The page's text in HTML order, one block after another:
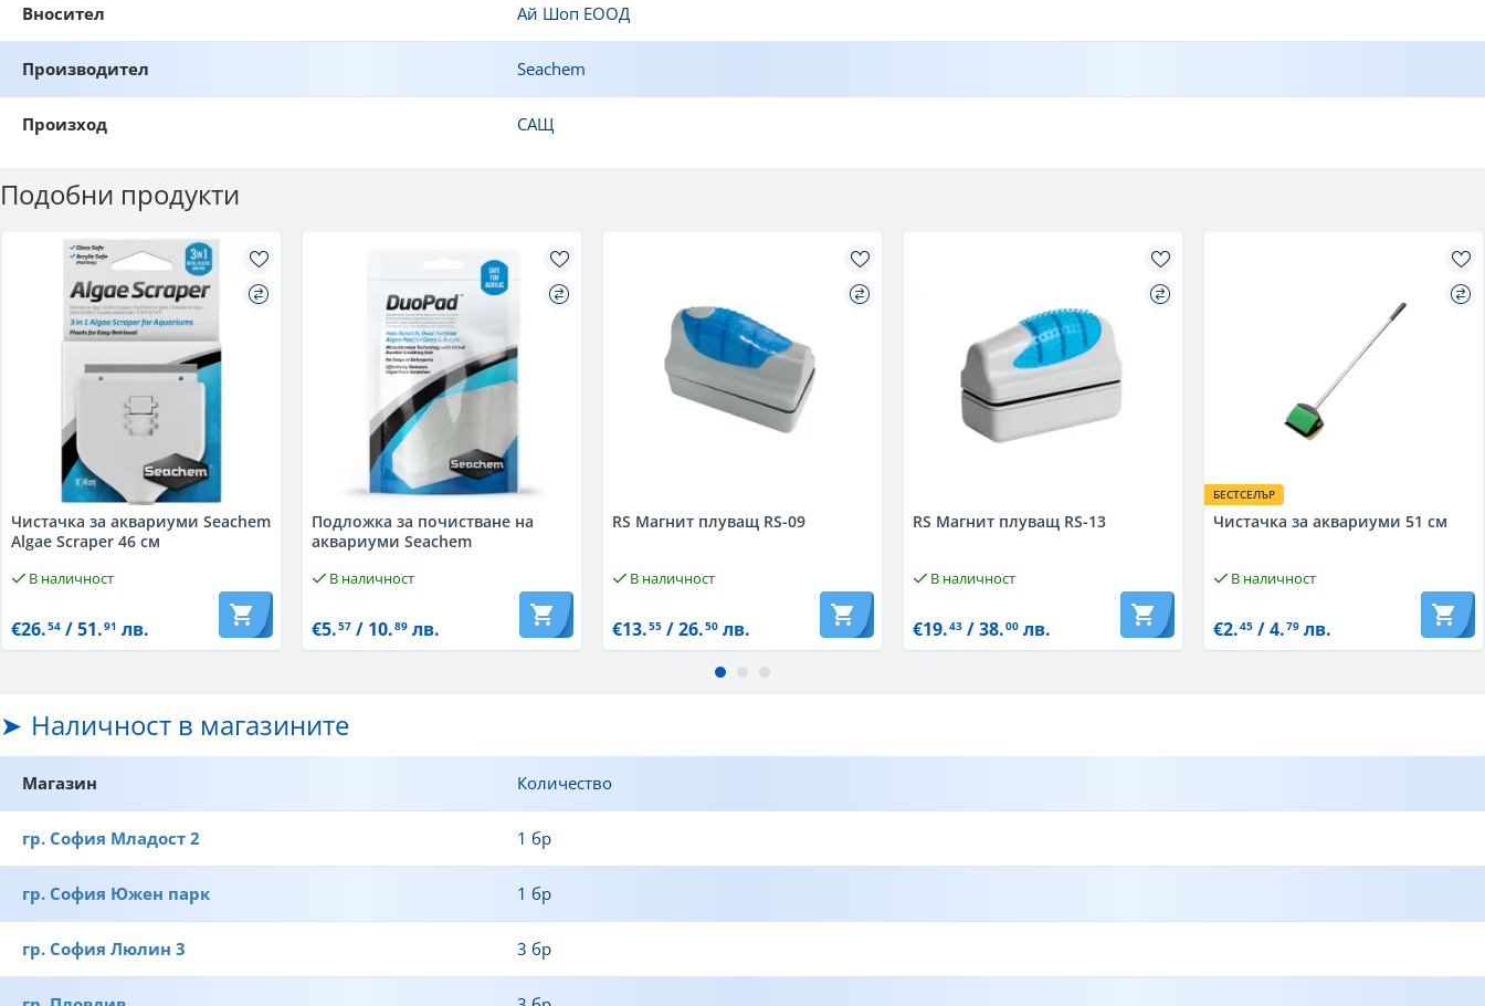
Вносител Ай Шоп ЕООД
Производител Seachem
Произход САЩ
Подобни продукти
Чистачка за аквариуми Seachem
Algae Scraper 46 см
В наличност
€26.54 / 51.91 лв.
Подложка за почистване на
аквариуми Seachem
В наличност
€5.57 / 10.89 лв.
RS Магнит плуващ RS-09
В наличност
€13.55 / 26.50 лв.
RS Магнит плуващ RS-13
В наличност
€19.43 / 38.00 лв.
БЕСТСЕЛЪР
Чистачка за аквариуми 51 см
В наличност
€2.45 / 4.79 лв.
Наличност в магазините
Магазин Количество
гр. София Младост 2 1 бр
гр. София Южен парк 1 бр
гр. София Люлин 3 3 бр